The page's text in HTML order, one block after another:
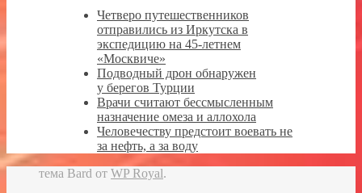
Четверо путешественников
отправились из Иркутска в
экспедицию на 45-летнем
«Москвиче»
Подводный дрон обнаружен
у берегов Турции
Врачи считают бессмысленным
назначение омеза и аллохола
Человечеству предстоит воевать не
за нефть, а за воду
тема Bard от WP Royal.